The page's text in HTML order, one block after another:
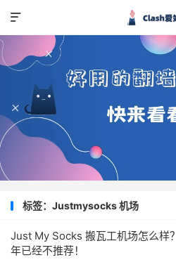

标签：Justmysocks 机场
Just My Socks 搬瓦工机场怎么样
年已经不推荐！